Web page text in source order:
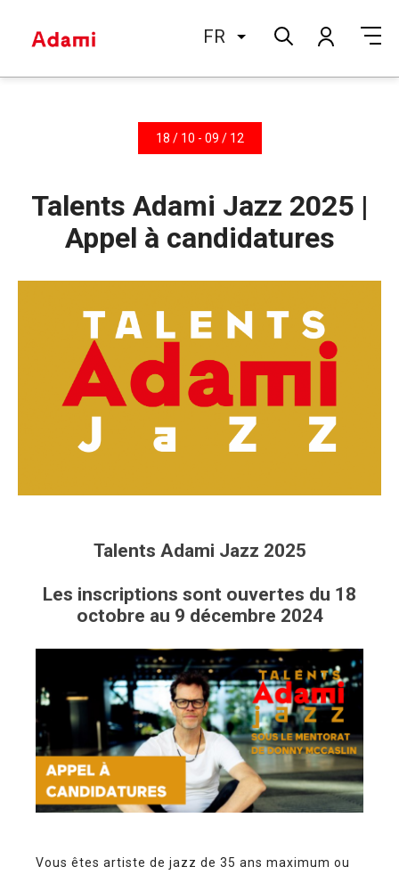
FR
18 / 10 - 09 / 12
Talents Adami Jazz 2025 |
Appel à candidatures
Talents Adami Jazz 2025
Les inscriptions sont ouvertes du 18
octobre au 9 décembre 2024
Vous êtes artiste de jazz de 35 ans maximum ou